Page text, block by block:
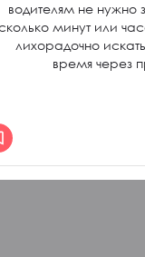
водителям не нужно
минут или
лихорадочно
время через